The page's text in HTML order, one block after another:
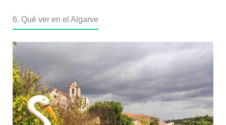
6. Qué ver en el Algarve